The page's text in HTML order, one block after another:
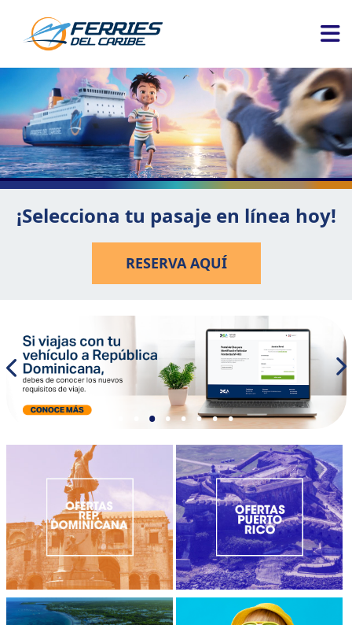
¡Selecciona tu pasaje en línea hoy!
RESERVA AQUÍ
• • • • • •